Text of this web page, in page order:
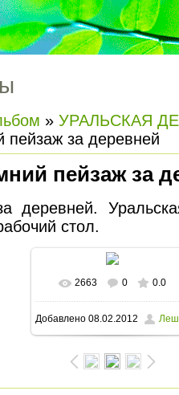
» УРАЛЬСКАЯ
пейзаж за деревней
пейзаж за
деревней.
стол.
В реальном размере
1600x1157/ 137.3Kb
2663 0 0.0
Добавлено08.02.2012